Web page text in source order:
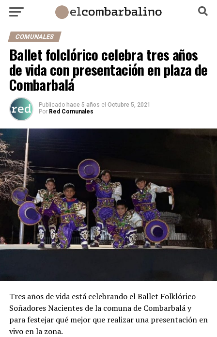
COMUNALES
Ballet folclórico celebra tres años
de vida con presentación en plaza de
Combarbalá
Publicado hace 5 años el Octubre 5, 2021
Por Red Comunales
Tres años de vida está celebrando el Ballet Folklórico
Soñadores Nacientes de la comuna de Combarbalá y
para festejar qué mejor que realizar una presentación en
vivo en la zona.